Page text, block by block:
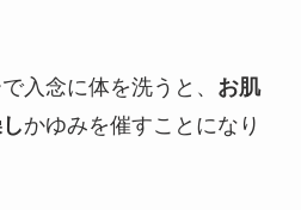
入念に体を洗うと、 お肌
かゆみを催すことになり